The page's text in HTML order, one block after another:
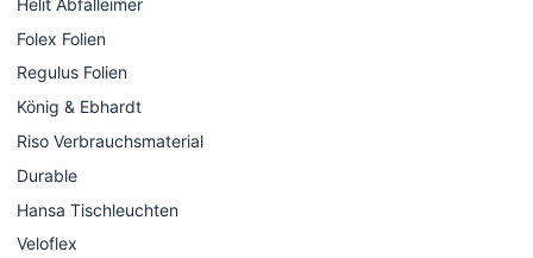
Folex Folien
Regulus Folien
König & Ebhardt
Riso Verbrauchsmaterial
Durable
Hansa Tischleuchten
Veloflex